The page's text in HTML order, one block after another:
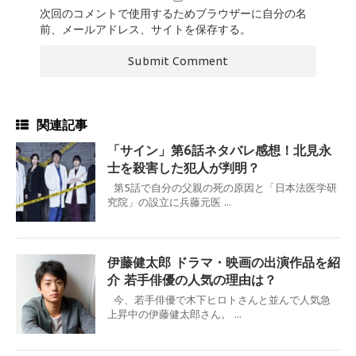
次回のコメントで使用するためブラウザーに自分の名
前、メールアドレス、サイトを保存する。
関連記事
「サイン」第6話ネタバレ感想！北見永
士を殺害した犯人が判明？
第5話で自分の父親の死の原因と「日本法医学研
究院」の設立に兵藤元医 ...
伊藤健太郎 ドラマ・映画の出演作品を紹
介 若手俳優の人気の理由は？
今、若手俳優で木下ヒロトさんと並んで人気急
上昇中の伊藤健太郎さん。 ...